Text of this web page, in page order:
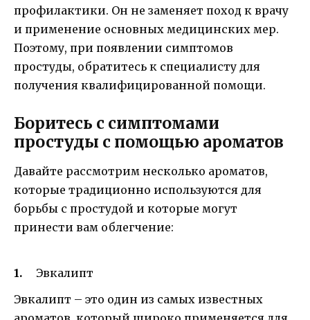
профилактики. Он не заменяет поход к врачу
и применение основных медицинских мер.
Поэтому, при появлении симптомов
простуды, обратитесь к специалисту для
получения квалифицированной помощи.
Боритесь с симптомами
простуды с помощью ароматов
Давайте рассмотрим несколько ароматов,
которые традиционно используются для
борьбы с простудой и которые могут
принести вам облегчение:
Эвкалипт
Эвкалипт – это один из самых известных